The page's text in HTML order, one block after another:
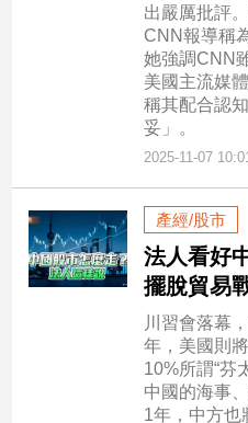
出嚴厲批評
CNN報導稱
她強調CNN
美國主流媒
稱其配合認
妥」。
2025-11-07
產經/股市
法人看好
擺脫貿易
川習會落幕
年，美國則
10%所謂“芬
中國的海事
1年，中方也